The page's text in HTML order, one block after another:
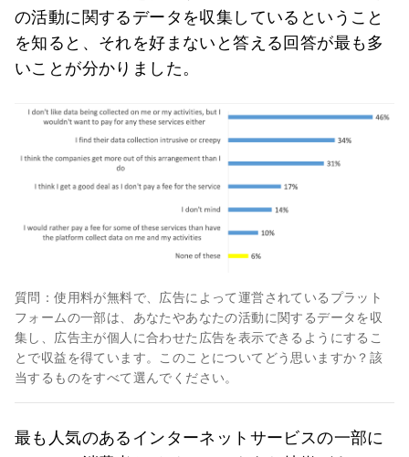
の活動に関するデータを収集しているということ
を知ると、それを好まないと答える回答が最も多
いことが分かりました。
質問：使用料が無料で、広告によって運営されているプラット
フォームの一部は、あなたやあなたの活動に関するデータを収
集し、広告主が個人に合わせた広告を表示できるようにするこ
とで収益を得ています。このことについてどう思いますか？該
当するものをすべて選んでください。
最も人気のあるインターネットサービスの一部に